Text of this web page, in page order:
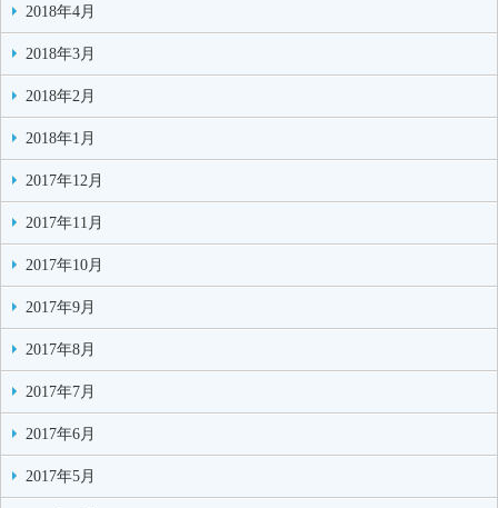
2018年4月
2018年3月
2018年2月
2018年1月
2017年12月
2017年11月
2017年10月
2017年9月
2017年8月
2017年7月
2017年6月
2017年5月